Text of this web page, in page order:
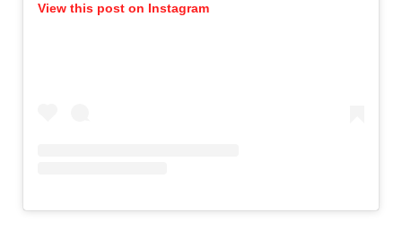
View this post on Instagram